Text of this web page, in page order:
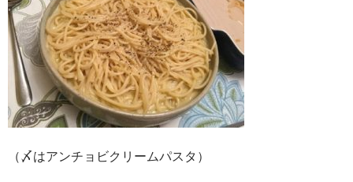
（〆はアンチョビクリームパスタ）